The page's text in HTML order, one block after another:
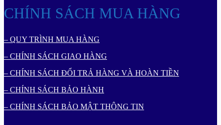
CHÍNH SÁCH MUA HÀNG
– QUY TRÌNH MUA HÀNG
– CHÍNH SÁCH GIAO HÀNG
– CHÍNH SÁCH ĐỔI TRẢ HÀNG VÀ HOÀN TIỀN
– CHÍNH SÁCH BẢO HÀNH
– CHÍNH SÁCH BẢO MẬT THÔNG TIN